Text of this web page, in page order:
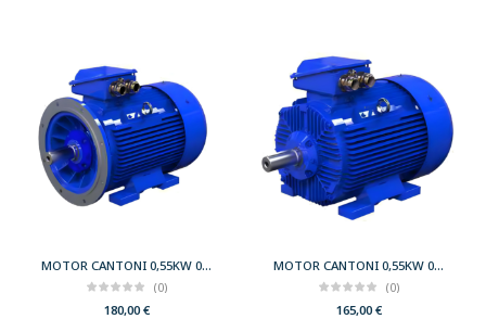
MOTOR CANTONI 0,55KW 0,75CV 3000 B35 T71 230/400 IE2
(0)
180,00€
MOTOR CANTONI 0,55KW 0,75CV 3000 B3 T71 230/400 IE2
(0)
165,00€